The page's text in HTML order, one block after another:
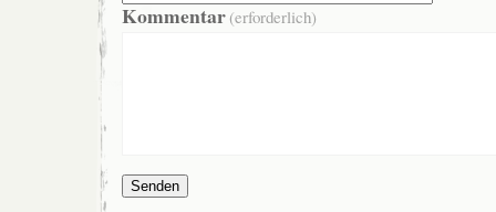
Kommentar (erforderlich)
Senden